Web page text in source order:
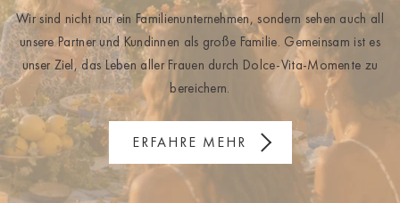
Wir sind nicht nur ein Familienunternehmen, sondern sehen auch all
unsere Partner und Kundinnen als große Familie. Gemeinsam ist es
unser Ziel, das Leben aller Frauen durch Dolce-Vita-Momente zu
bereichern.
ERFAHRE MEHR